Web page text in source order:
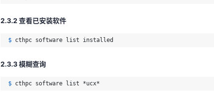
2.3.2 查看已安装软件
$ cthpc software list installed
2.3.3 模糊查询
$ cthpc software list *ucx*